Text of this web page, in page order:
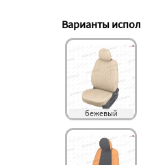
Варианты
бежевый